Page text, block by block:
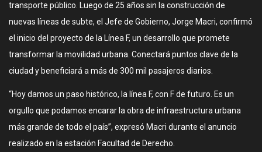
transporte público. Luego de 25 años sin la construcción de
nuevas líneas de subte, el Jefe de Gobierno, Jorge Macri, confirmó
el inicio del proyecto de la Línea F, un desarrollo que promete
transformar la movilidad urbana. Conectará puntos clave de la
ciudad y beneficiará a más de 300 mil pasajeros diarios.
“Hoy damos un paso histórico, la línea F, con F de futuro. Es un
orgullo que podamos encarar la obra de infraestructura urbana
más grande de todo el país”, expresó Macri durante el anuncio
realizado en la estación Facultad de Derecho.